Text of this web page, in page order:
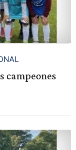
campeones